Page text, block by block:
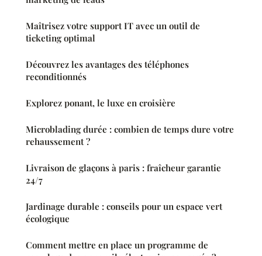
Maîtrisez votre support IT avec un outil de
ticketing optimal
Découvrez les avantages des téléphones
reconditionnés
Explorez ponant, le luxe en croisière
Microblading durée : combien de temps dure votre
rehaussement ?
Livraison de glaçons à paris : fraîcheur garantie
24/7
Jardinage durable : conseils pour un espace vert
écologique
Comment mettre en place un programme de